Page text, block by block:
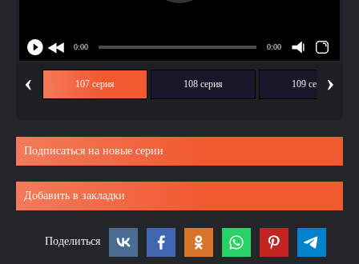
‹ 107 серия 108 серия 109 серия›
Подписаться на новые серии
Добавить в закладки
Поделиться